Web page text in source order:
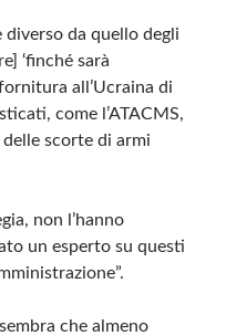
da quello degli
‘finché sarà
all’Ucraina di
come l’ATACMS,
scorte di armi
non l’hanno
un esperto su questi
che almeno